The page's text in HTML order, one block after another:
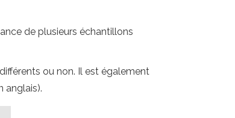
de plusieurs échantillons
ou non. Il est également
anglais).